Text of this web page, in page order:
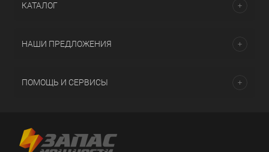
КАТАЛОГ
НАШИ ПРЕДЛОЖЕНИЯ
ПОМОЩЬ И СЕРВИСЫ